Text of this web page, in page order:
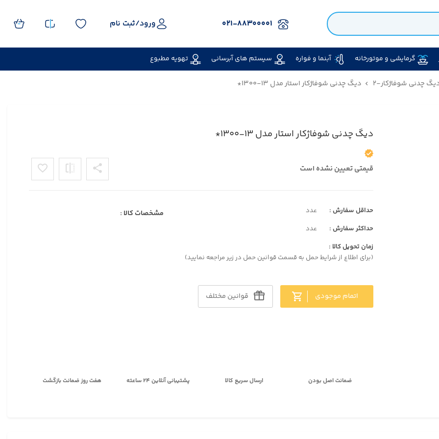
۰۲۱-۸۸۳۰۰۰۰۱ ورود/ثبت نام
گرمایشی و موتورخانه آبنما و فواره سیستم های آبرسانی تهویه مطبوع
چدنی شوفاژکار-۲ دیگ چدنی شوفاژکار استار مدل ۱۳-۱۳۰۰*
دیگ چدنی شوفاژکار استار مدل ۱۳-۱۳۰۰*
قیمتی تعیین نشده است
حداقل سفارش :
عدد
حداکثر سفارش :
عدد
زمان تحویل کالا :
(برای اطلاع از شرایط حمل به قسمت قوانین حمل در زیر مراجعه نمایید)
مشخصات کالا :
اتمام موجودی قوانین مختلف
ضمانت اصل بودن ارسال سریع کالا پشتیبانی آنلاین ۲۴ ساعته هفت روز ضمانت بازگشت